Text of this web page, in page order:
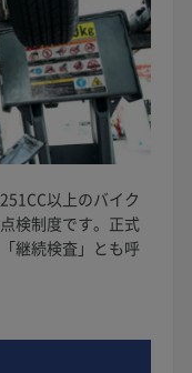
以上のバイク
検制度です。正式
継続検査」とも呼